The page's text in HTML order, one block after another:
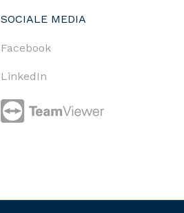
SOCIALE MEDIA
Facebook
LinkedIn